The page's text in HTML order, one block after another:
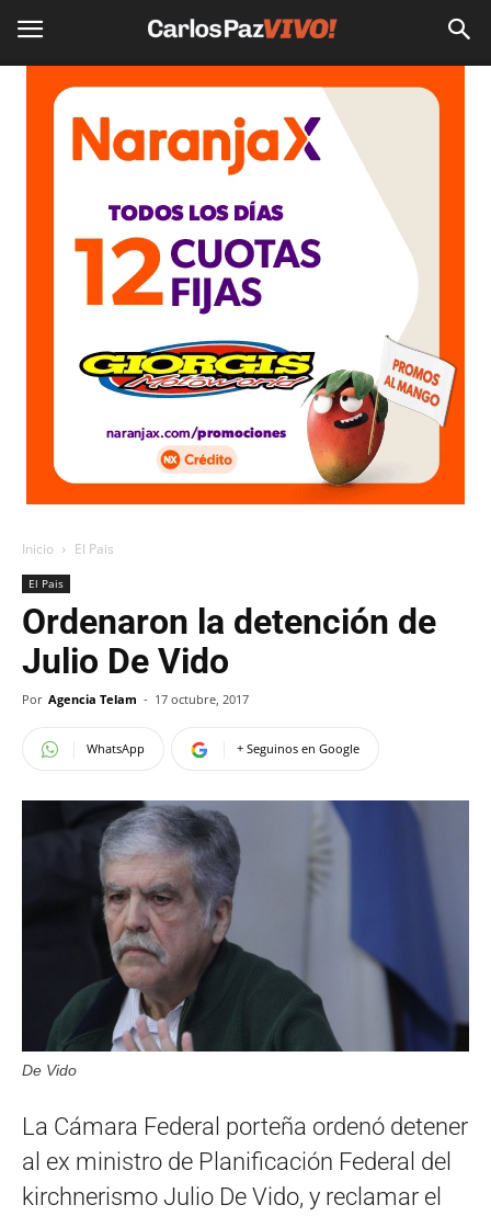
Inicio El Pais
El Pais
Ordenaron la detención de
Julio De Vido
Por Agencia Telam - 17 octubre, 2017
WhatsApp + Seguinos en Google
De Vido
La Cámara Federal porteña ordenó detener
al ex ministro de Planificación Federal del
kirchnerismo Julio De Vido, y reclamar el